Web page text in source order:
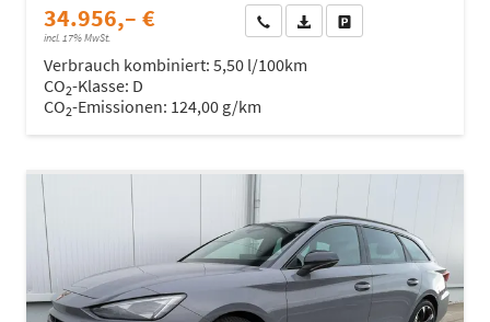
34.956,– €
incl. 17% MwSt.
Wir rufen Sie anFahrzeugexposé (PDF)
Verbrauch kombiniert: 5,50 l/100km
CO2-Klasse: D
CO2-Emissionen: 124,00 g/km